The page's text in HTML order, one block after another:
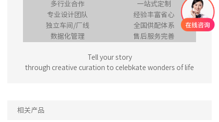
多行业合作
一站式定制
专业设计团队
经验丰富省心
独立车间/厂线
全国供配体系
数据化管理
售后服务完善
Tell your story
through creative curation to celebkate wonders of life
相关产品